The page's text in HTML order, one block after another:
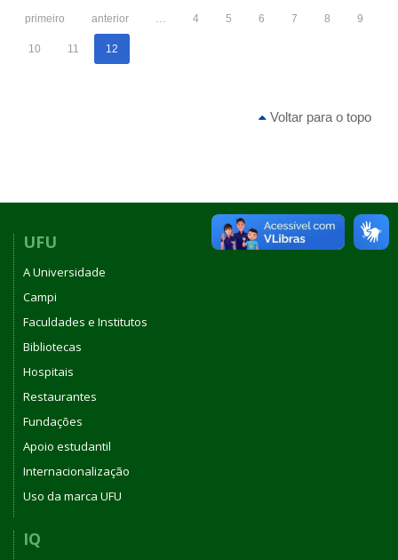
primeiro anterior … 4 5 6 7 8 9
10 11 12
Voltar para o topo
UFU
A Universidade
Campi
Faculdades e Institutos
Bibliotecas
Hospitais
Restaurantes
Fundações
Apoio estudantil
Internacionalização
Uso da marca UFU
IQ